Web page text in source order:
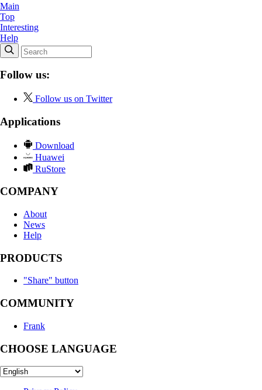
Main
Top
Interesting
Help
Follow us:
Follow us on Twitter
Applications
Download
Huawei
RuStore
COMPANY
About
News
Help
PRODUCTS
"Share" button
COMMUNITY
Frank
CHOOSE LANGUAGE